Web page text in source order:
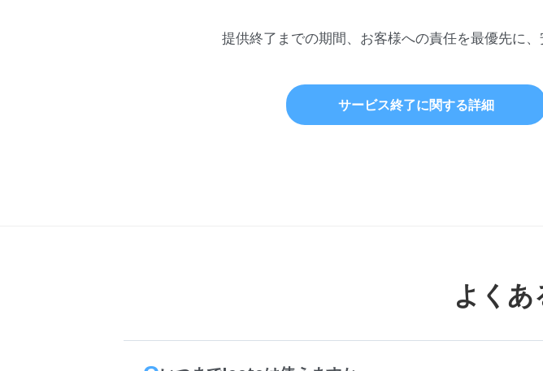
提供終了までの期間、お客様への責任を最優先に
サービス終了に関する詳細
よく